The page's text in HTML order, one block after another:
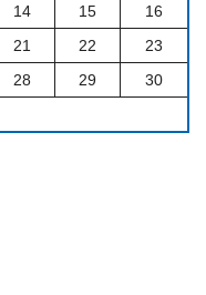
14 15
16
21 22
23
28 29
30